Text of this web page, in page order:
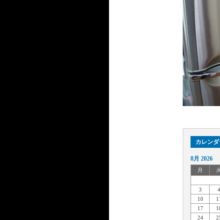
カレン
8月 2026
月
3
4
10
17
24